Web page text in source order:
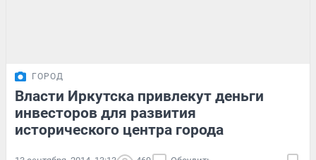
ГОРОД
Власти Иркутска привлекут деньги
инвесторов для развития
исторического центра города